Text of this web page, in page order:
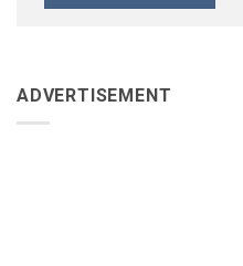
ADVERTISEMENT